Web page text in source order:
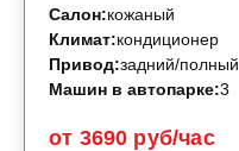
от 3690 руб/час
Салон:кожаный
Климат:кондиционер
Привод:задний/полный
Машин в автопарке:3